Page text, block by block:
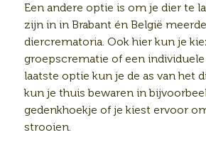
Een andere optie is om je dier te
zijn in in Brabant én België
diercrematoria. Ook hier kun je
groepscrematie of een
laatste optie kun je de as van het
kun je thuis bewaren in
gedenkhoekje of je kiest ervoor
strooien.